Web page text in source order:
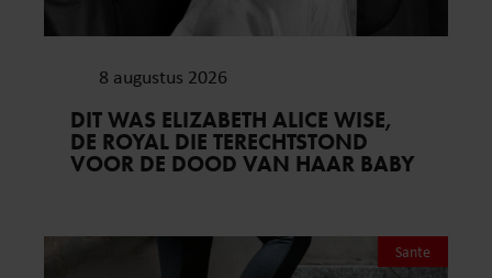
8 augustus 2026
DIT WAS ELIZABETH ALICE WISE,
DE ROYAL DIE TERECHTSTOND
VOOR DE DOOD VAN HAAR BABY
Sante